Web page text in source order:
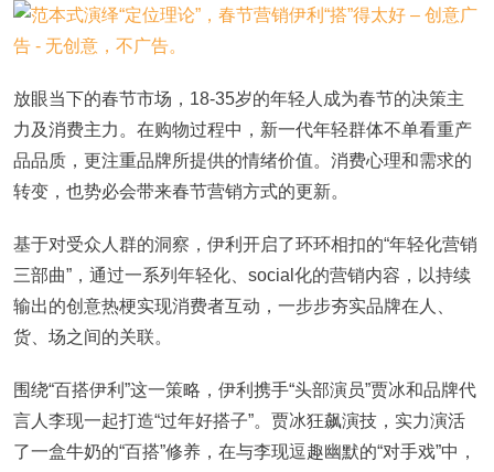
放眼当下的春节市场，18-35岁的年轻人成为春节的决策主
力及消费主力。在购物过程中，新一代年轻群体不单看重产
品品质，更注重品牌所提供的情绪价值。消费心理和需求的
转变，也势必会带来春节营销方式的更新。
基于对受众人群的洞察，伊利开启了环环相扣的“年轻化营销
三部曲”，通过一系列年轻化、social化的营销内容，以持续
输出的创意热梗实现消费者互动，一步步夯实品牌在人、
货、场之间的关联。
围绕“百搭伊利”这一策略，伊利携手“头部演员”贾冰和品牌代
言人李现一起打造“过年好搭子”。贾冰狂飙演技，实力演活
了一盒牛奶的“百搭”修养，在与李现逗趣幽默的“对手戏”中，